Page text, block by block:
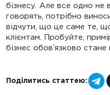
бізнесу. Але все одно не
говорять, потрібно
відчути, що це саме те,
клієнтам. Пробуйте,
бізнес обов’язково стане
Поділитись статтею: